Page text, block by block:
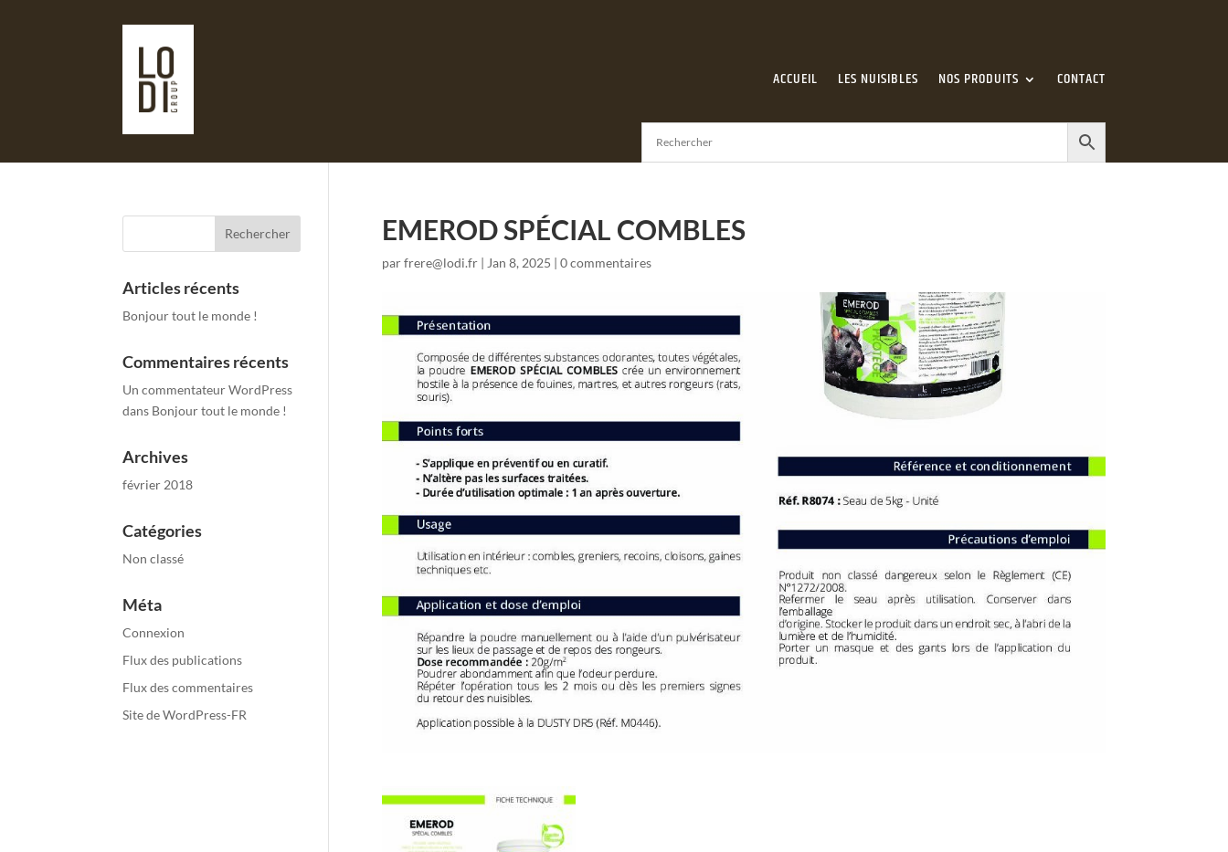
ACCUEIL LES NUISIBLES NOS PRODUITS CONTACT
EMEROD SPÉCIAL COMBLES
parfrere@lodi.fr| Jan 8, 2025 | 0 commentaires
Articles récents
Bonjour tout le monde !
Commentaires récents
Un commentateur WordPress
dans Bonjour tout le monde !
Archives
février 2018
Catégories
Non classé
Méta
Connexion
Flux des publications
Flux des commentaires
Site de WordPress-FR